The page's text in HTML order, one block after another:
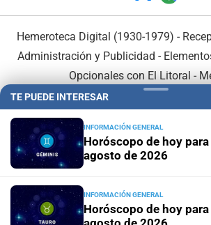
Hemeroteca Digital (1930-1979) -
Administración y Publicidad -
Opcionales con El Litoral -
En Asociación con:
TE PUEDE INTERESAR
INFORMACIÓN GENERAL
Horóscopo de hoy
agosto de 2026
INFORMACIÓN GENERAL
Horóscopo de hoy